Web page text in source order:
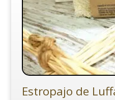
Estropajo de